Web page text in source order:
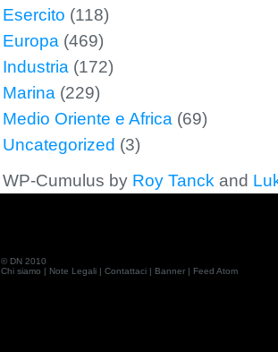
Esercito (118)
Europa (469)
Industria (172)
Marina (229)
Medio Oriente e Africa (69)
Uncategorized (3)
WP-Cumulus by Roy Tanck and
© DN 2010
Chi siamo | Note Legali | Contattaci | Banner | Feed Atom